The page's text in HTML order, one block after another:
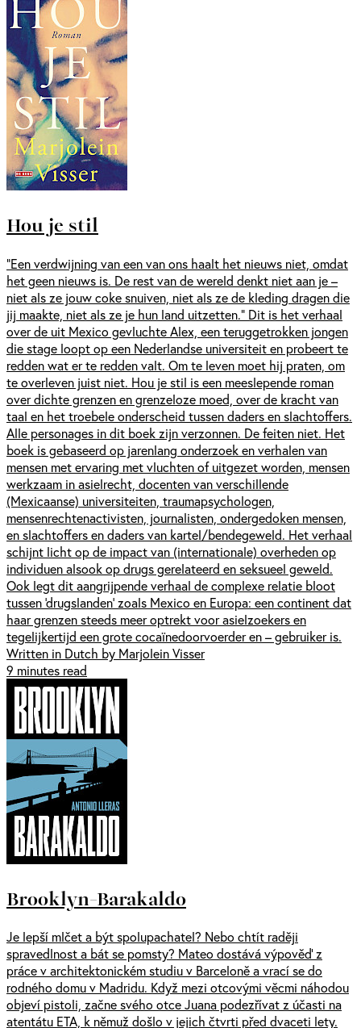
Hou je stil
“Een verdwijning van een van ons haalt het nieuws niet, omdat
het geen nieuws is. De rest van de wereld denkt niet aan je –
niet als ze jouw coke snuiven, niet als ze de kleding dragen die
jij maakte, niet als ze je hun land uitzetten.” Dit is het verhaal
over de uit Mexico gevluchte Alex, een teruggetrokken jongen
die stage loopt op een Nederlandse universiteit en probeert te
redden wat er te redden valt. Om te leven moet hij praten, om
te overleven juist niet. Hou je stil is een meeslepende roman
over dichte grenzen en grenzeloze moed, over de kracht van
taal en het troebele onderscheid tussen daders en slachtoffers.
Alle personages in dit boek zijn verzonnen. De feiten niet. Het
boek is gebaseerd op jarenlang onderzoek en verhalen van
mensen met ervaring met vluchten of uitgezet worden, mensen
werkzaam in asielrecht, docenten van verschillende
(Mexicaanse) universiteiten, traumapsychologen,
mensenrechtenactivisten, journalisten, ondergedoken mensen,
en slachtoffers en daders van kartel/bendegeweld. Het verhaal
schijnt licht op de impact van (internationale) overheden op
individuen alsook op drugs gerelateerd en seksueel geweld.
Ook legt dit aangrijpende verhaal de complexe relatie bloot
tussen ‘drugslanden’ zoals Mexico en Europa: een continent dat
haar grenzen steeds meer optrekt voor asielzoekers en
tegelijkertijd een grote cocaïnedoorvoerder en – gebruiker is.
Written in Dutch by Marjolein Visser
9 minutes read
Brooklyn-Barakaldo
Je lepší mlčet a být spolupachatel? Nebo chtít raději
spravedlnost a bát se pomsty? Mateo dostává výpověď z
práce v architektonickém studiu v Barceloně a vrací se do
rodného domu v Madridu. Když mezi otcovými věcmi náhodou
objeví pistoli, začne svého otce Juana podezřívat z účasti na
atentátu ETA, k němuž došlo v jejich čtvrti před dvaceti lety.